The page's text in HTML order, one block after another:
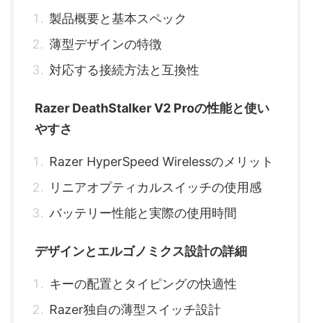
製品概要と基本スペック
薄型デザインの特徴
対応する接続方法と互換性
Razer DeathStalker V2 Proの性能と使い
やすさ
Razer HyperSpeed Wirelessのメリット
リニアオプティカルスイッチの使用感
バッテリー性能と実際の使用時間
デザインとエルゴノミクス設計の詳細
キーの配置とタイピングの快適性
Razer独自の薄型スイッチ設計